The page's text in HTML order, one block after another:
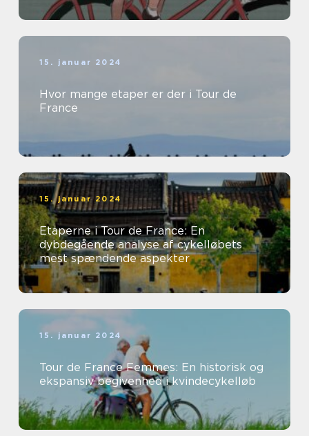
15. januar 2024
Hvor mange etaper er der i Tour de
France
15. januar 2024
Etaperne i Tour de France: En
dybdegående analyse af cykelløbets
mest spændende aspekter
15. januar 2024
Tour de France Femmes: En historisk og
ekspansiv begivenhed i kvindecykelløb